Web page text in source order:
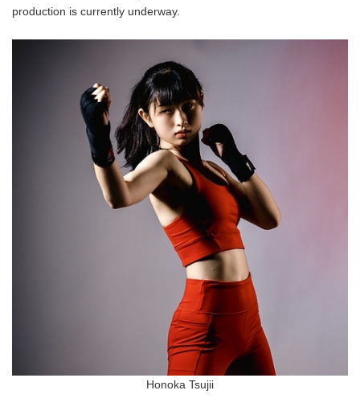
production is currently underway.
Honoka Tsujii